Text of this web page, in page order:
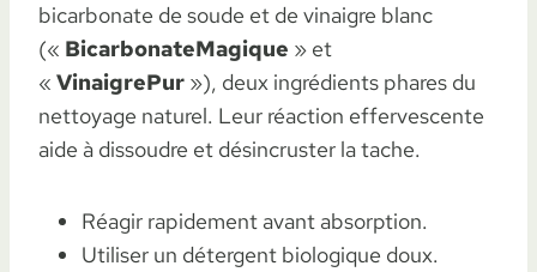
bicarbonate de soude et de vinaigre blanc
(« BicarbonateMagique » et
« VinaigrePur »), deux ingrédients phares du
nettoyage naturel. Leur réaction effervescente
aide à dissoudre et désincruster la tache.
Réagir rapidement avant absorption.
Utiliser un détergent biologique doux.